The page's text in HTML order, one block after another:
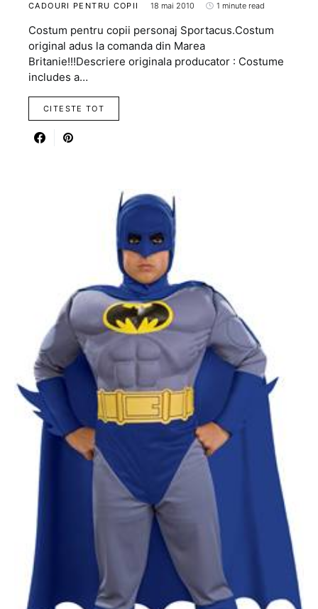
CADOURI PENTRU COPII 18 mai 2010 1 minute read
Costum pentru copii personaj Sportacus.Costum
original adus la comanda din Marea
Britanie!!!Descriere originala producator : Costume
includes a…
CITESTE TOT